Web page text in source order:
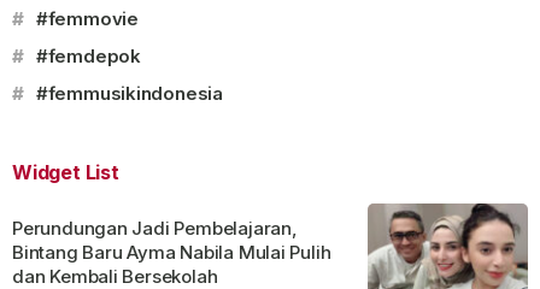
# #femmovie
# #femdepok
# #femmusikindonesia
Widget List
Perundungan Jadi Pembelajaran,
Bintang Baru Ayma Nabila Mulai Pulih
dan Kembali Bersekolah